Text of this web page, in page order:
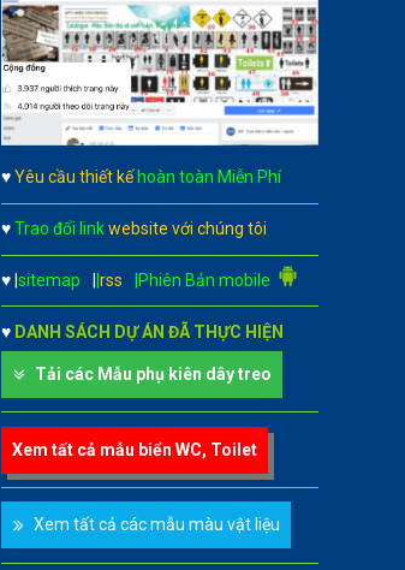
♥Yêu cầu thiết kế hoàn toàn Miễn Phí
♥Trao đổi linkwebsite với chúng tôi
♥ sitemap rss |Phiên Bản mobile
♥ DANH SÁCH DỰ ÁN ĐÃ THỰC HIỆN
Tải các Mẫu phụ kiên dây treo
Xem tất cả mẫu biển WC, Toilet
Xem tất cả các mẫu màu vật liệu